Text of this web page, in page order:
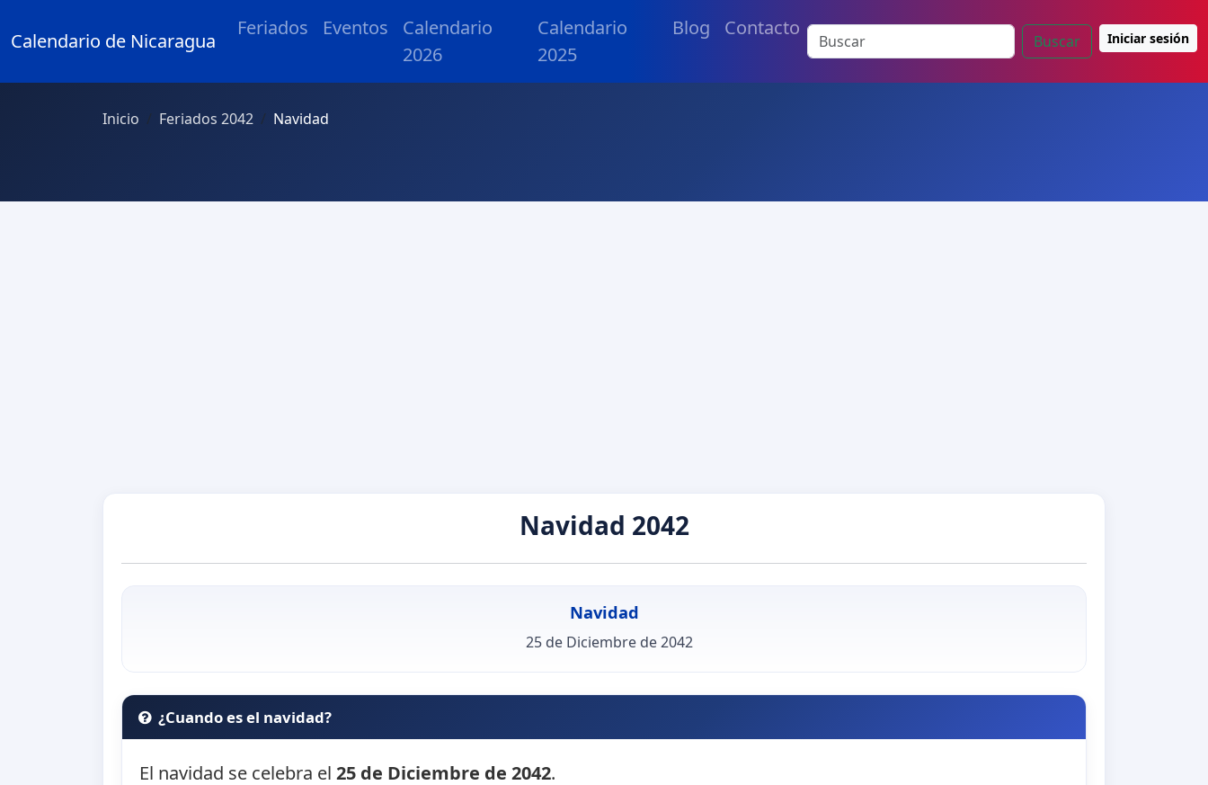
Calendario de Nicaragua
Feriados Eventos
Calendario
2026
Calendario
2025
Blog Contacto
Buscar Iniciar sesión
Inicio Feriados 2042 Navidad
Navidad 2042
Navidad
25 de Diciembre de 2042
¿Cuando es el navidad?
El navidad se celebra el25 de Diciembre de 2042.